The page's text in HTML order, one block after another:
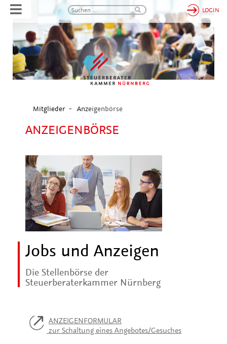
LOGIN
Mitglieder Anzeigenbörse
ANZEIGENBÖRSE
Jobs und Anzeigen
Die Stellenbörse der
Steuerberaterkammer Nürnberg
ANZEIGENFORMULAR
zur Schaltung eines Angebotes/Gesuches